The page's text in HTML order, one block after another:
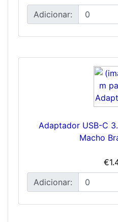
Adicionar:
Adaptador USB-C
Macho
Adicionar: